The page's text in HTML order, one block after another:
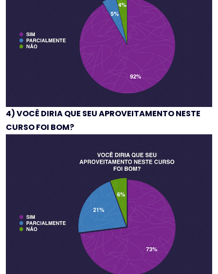
4) VOCÊ DIRIA QUE SEU APROVEITAMENTO NESTE
CURSO FOI BOM?